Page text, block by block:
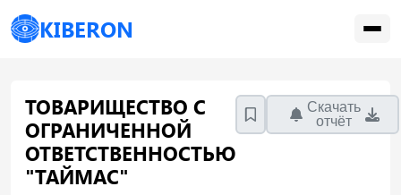
KIBERON
ТОВАРИЩЕСТВО С
ОГРАНИЧЕННОЙ
ОТВЕТСТВЕННОСТЬЮ
"ТАЙМАС"
Скачать
отчёт